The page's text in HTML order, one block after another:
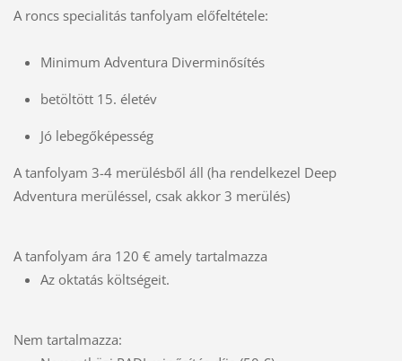
A roncs specialitás tanfolyam előfeltétele:
Minimum Adventura Diverminősítés
betöltött 15. életév
Jó lebegőképesség
A tanfolyam 3-4 merülésből áll (ha rendelkezel Deep
Adventura merüléssel, csak akkor 3 merülés)
A tanfolyam ára 120 € amely tartalmazza
Az oktatás költségeit.
Nem tartalmazza: